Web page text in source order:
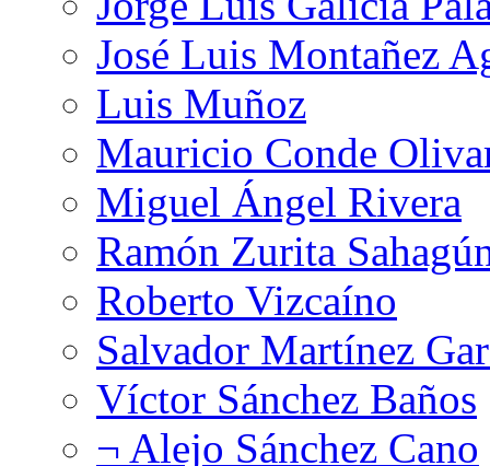
José Luis Montañez
Luis Muñoz
Mauricio Conde
Miguel Ángel Rivera
Ramón Zurita
Roberto Vizcaíno
Salvador Martínez
Víctor Sánchez Baños
¬ Alejo Sánchez Cano